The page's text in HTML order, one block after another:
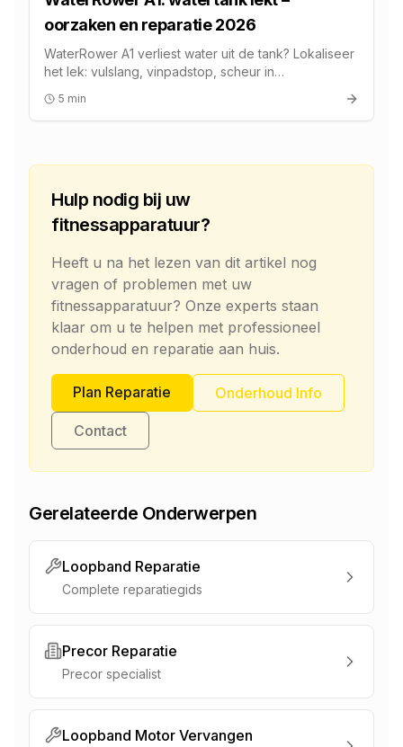
oorzaken en reparatie 2026
WaterRower A1 verliest water uit de tank? Lokaliseer
het lek: vulslang, vinpadstop, scheur in
5 min
Hulp nodig bij uw
fitnessapparatuur?
Heeft u na het lezen van dit artikel nog
vragen of problemen met uw
fitnessapparatuur? Onze experts staan
klaar om u te helpen met professioneel
onderhoud en reparatie aan huis.
Plan Reparatie Onderhoud Info
Contact
Gerelateerde Onderwerpen
Loopband Reparatie
Complete reparatiegids
Precor Reparatie
Precor specialist
Loopband Motor Vervangen